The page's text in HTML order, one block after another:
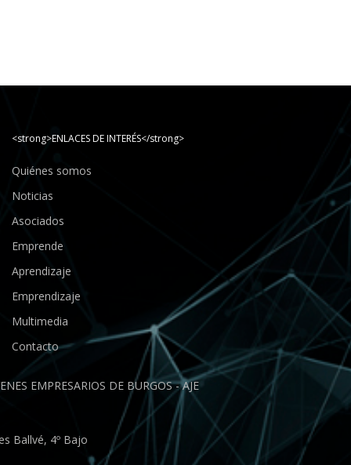
<strong>ENLACES DE INTERÉS</strong>
Quiénes somos
Noticias
Asociados
Emprende
Aprendizaje
Emprendizaje
Multimedia
Contacto
EMPRESARIOS DE BURGOS - AJE
Ballvé, 4º Bajo